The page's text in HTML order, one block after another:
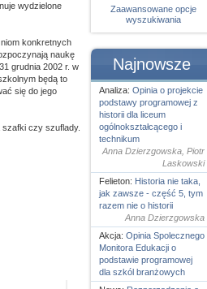
wydzielone
konkretnych
naukę
grudnia 2002 r. w
będą to
się do jego
szafki czy szuflady.
Zaawansowane opcje
wyszukiwania
Najnowsze
Analiza: Opinia o projekcie
podstawy programowej z
historii dla liceum
ogólnokształcącego i
technikum
Anna Dzierzgowska, Piotr
Laskowski
Felieton: Historia nie taka,
jak zawsze - część 5, tym
razem nie o historii
Anna Dzierzgowska
Akcja: Opinia Spolecznego
Monitora Edukacji o
podstawie programowej
dla szkól branżowych